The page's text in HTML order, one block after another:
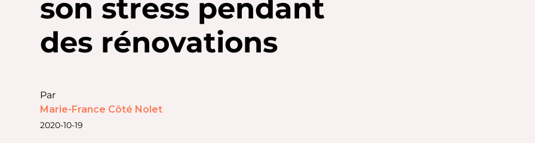
son stress pendant
des rénovations
Par
Marie-France Côté Nolet
2020-10-19